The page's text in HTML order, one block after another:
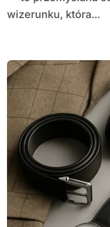
wizerunku, która...